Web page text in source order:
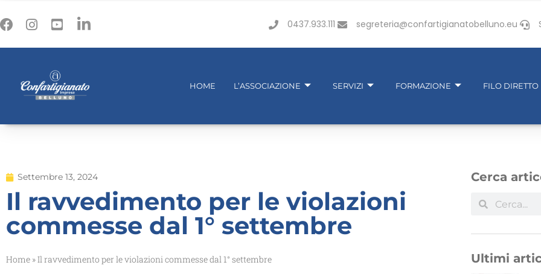
0437.933.111 segreteria@confartigianatobelluno.eu
HOME L’ASSOCIAZIONE SERVIZI FORMAZIONE FILO DIRETTO
Settembre 13, 2024
Il ravvedimento per le violazioni
commesse dal 1° settembre
Home »Il ravvedimento per le violazioni commesse dal 1° settembre
Cerca
Ultimi